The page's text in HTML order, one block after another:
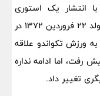
انتشار یک استوری
متولد ۲۲ فروردین ۱۳۷۲ در
ورزش تکواندو علاقه
رفت، اما ادامه نداره
تغییر داد.